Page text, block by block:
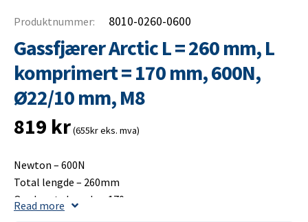
Produktnummer: 8010-0260-0600
Gassfjærer Arctic L = 260 mm, L
komprimert = 170 mm, 600N,
Ø22/10 mm, M8
819 kr(655kr eks. mva)
Newton – 600N
Total lengde – 260mm
Opplagets lengde – 170mm
Read more